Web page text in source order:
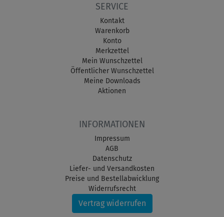
SERVICE
Kontakt
Warenkorb
Konto
Merkzettel
Mein Wunschzettel
Öffentlicher Wunschzettel
Meine Downloads
Aktionen
INFORMATIONEN
Impressum
AGB
Datenschutz
Liefer- und Versandkosten
Preise und Bestellabwicklung
Widerrufsrecht
Vertrag widerrufen